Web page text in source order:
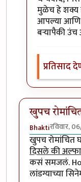
मुळेच हे शक्य
आपल्या आणि
बऱ्यापैकी
प्रतिसाद
खुपच
Bhaktiरविवार,
खुपच रोमांचित
दिसले की
कसं समजलं.
लांडग्याच्या